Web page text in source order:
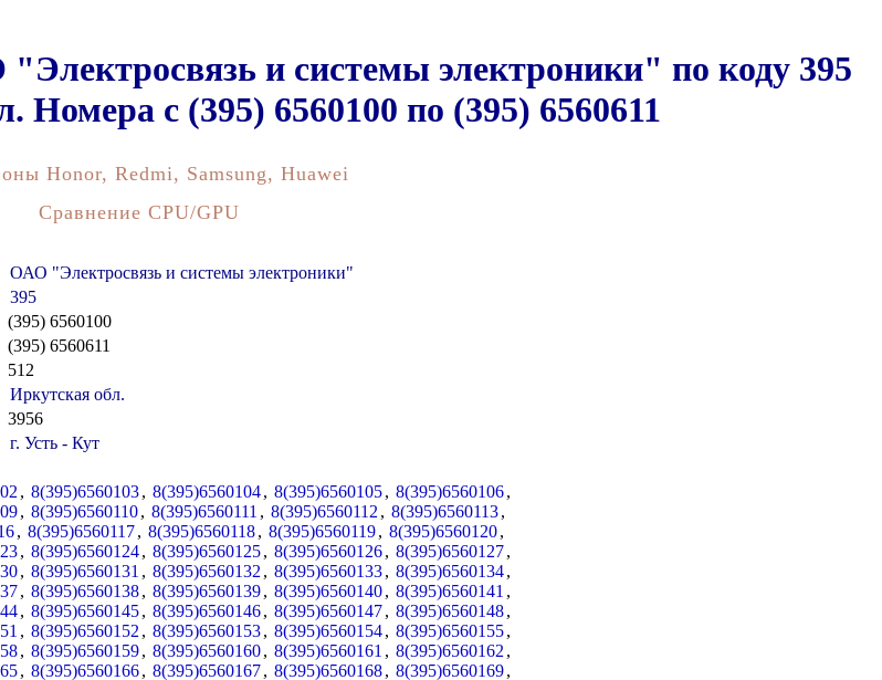
и системы электроники" по коду 395
Номера c (395) 6560100 по (395) 6560611
Honor, Redmi, Samsung, Huawei
Сравнение CPU/GPU
ОАО "Электросвязь и системы электроники"
395
(395) 6560100
(395) 6560611
512
Иркутская обл.
3956
г. Усть - Кут
, 8(395)6560103, 8(395)6560104, 8(395)6560105, 8(395)6560106,
, 8(395)6560110, 8(395)6560111 , 8(395)6560112 , 8(395)6560113,
, 8(395)6560117, 8(395)6560118, 8(395)6560119, 8(395)6560120,
, 8(395)6560124, 8(395)6560125, 8(395)6560126, 8(395)6560127,
, 8(395)6560131 , 8(395)6560132 , 8(395)6560133, 8(395)6560134,
, 8(395)6560138, 8(395)6560139, 8(395)6560140, 8(395)6560141 ,
, 8(395)6560145, 8(395)6560146, 8(395)6560147, 8(395)6560148,
, 8(395)6560152 , 8(395)6560153, 8(395)6560154, 8(395)6560155,
, 8(395)6560159, 8(395)6560160, 8(395)6560161 , 8(395)6560162 ,
, 8(395)6560166, 8(395)6560167, 8(395)6560168, 8(395)6560169,